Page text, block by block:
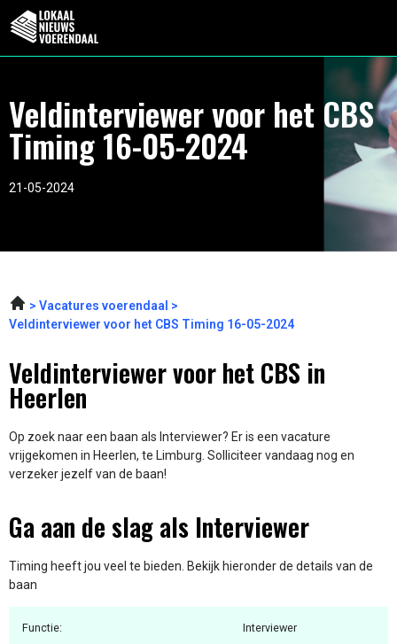
Veldinterviewer voor het CBS
Timing 16-05-2024
21-05-2024
Vacatures voerendaal
Veldinterviewer voor het CBS Timing 16-05-2024
Veldinterviewer voor het CBS in
Heerlen
Op zoek naar een baan als Interviewer? Er is een vacature
vrijgekomen in Heerlen, te Limburg. Solliciteer vandaag nog en
verzeker jezelf van de baan!
Ga aan de slag als Interviewer
Timing heeft jou veel te bieden. Bekijk hieronder de details van de
baan
Functie: Interviewer